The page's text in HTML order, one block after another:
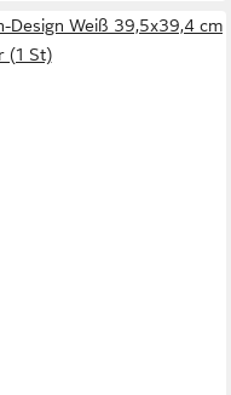
Design Weiß 39,5x39,4 cm
(1 St)